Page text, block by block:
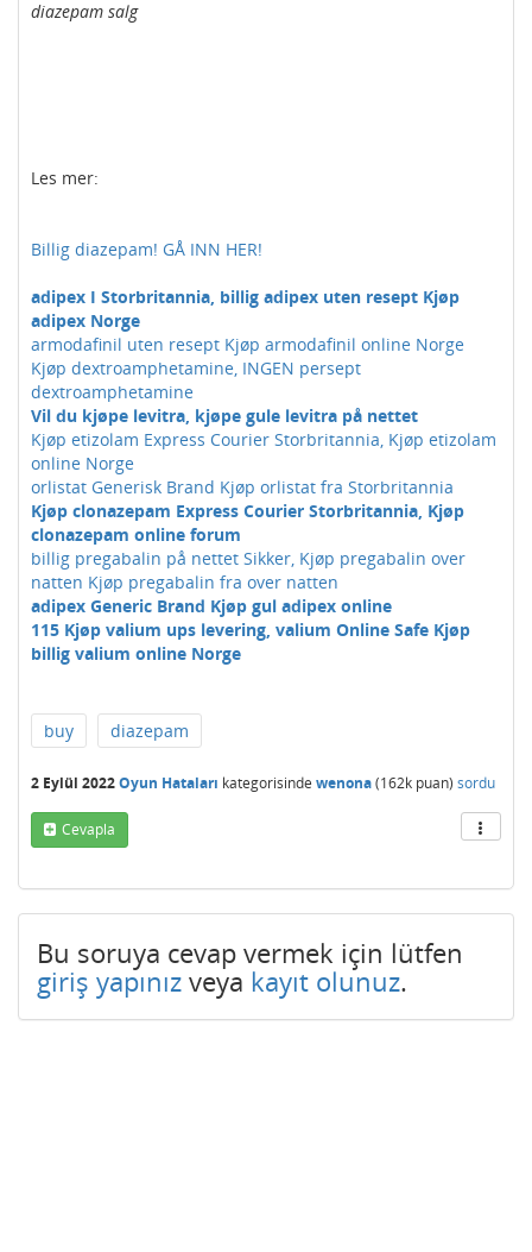
diazepam salg
Les mer:
Billig diazepam! GÅ INN HER!
adipex I Storbritannia, billig adipex uten resept Kjøp
adipex Norge
armodafinil uten resept Kjøp armodafinil online Norge
Kjøp dextroamphetamine, INGEN persept
dextroamphetamine
Vil du kjøpe levitra, kjøpe gule levitra på nettet
Kjøp etizolam Express Courier Storbritannia, Kjøp etizolam
online Norge
orlistat Generisk Brand Kjøp orlistat fra Storbritannia
Kjøp clonazepam Express Courier Storbritannia, Kjøp
clonazepam online forum
billig pregabalin på nettet Sikker, Kjøp pregabalin over
natten Kjøp pregabalin fra over natten
adipex Generic Brand Kjøp gul adipex online
115 Kjøp valium ups levering, valium Online Safe Kjøp
billig valium online Norge
buy diazepam
2 Eylül 2022Oyun Hataları kategorisinde wenona(162k puan) sordu
Cevapla
Bu soruya cevap vermek için lütfen
giriş yapınız veya kayıt olunuz.